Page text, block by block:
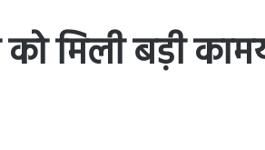
मिली बड़ी